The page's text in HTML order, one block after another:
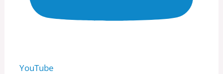
YouTube